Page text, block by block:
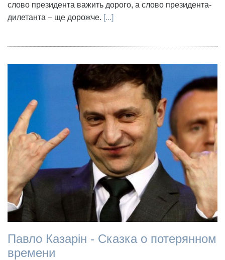
слово президента важить дорого, а слово президента-
дилетанта – ще дорожче. [...]
Павло Казарін - Сказка о потерянном
времени